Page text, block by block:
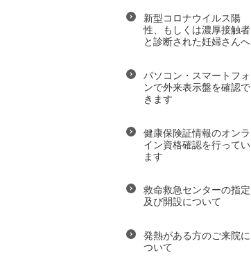
新型コロナウイルス陽
性、もしくは濃厚接触者
と診断された妊婦さんへ
パソコン・スマートフォ
ンで外来表示盤を確認で
きます
健康保険証情報のオンラ
イン資格確認を行ってい
ます
救命救急センターの指定
及び開設について
発熱がある方のご来院に
ついて